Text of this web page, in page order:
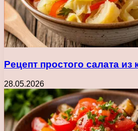
Рецепт простого салата
28.05.2026